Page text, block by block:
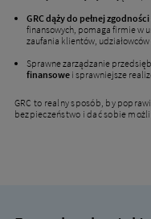
GRC dąży do pełnej
finansowych, pomaga firmie w
zaufania klientów,
Sprawne zarządzanie
finansowe i sprawniejsze
GRC to realny sposób, by
bezpieczeństwo i dać sobie